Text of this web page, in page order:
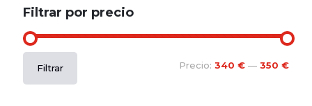
Filtrar por precio
Precio
mínimo
Precio
máximo
Filtrar Precio: 340 € — 350 €